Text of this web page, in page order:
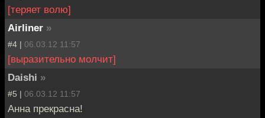
[теряет волю]
Airliner »
#4 | 06.03.12 11:57
[выразительно молчит]
Daishi »
#5 | 06.03.12 11:57
Анна прекрасна!